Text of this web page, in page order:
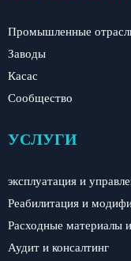
Промышленные
Заводы
Касас
Сообщество
УСЛУГИ
эксплуатация и
Реабилитация и
Расходные материалы
Аудит и консалтинг